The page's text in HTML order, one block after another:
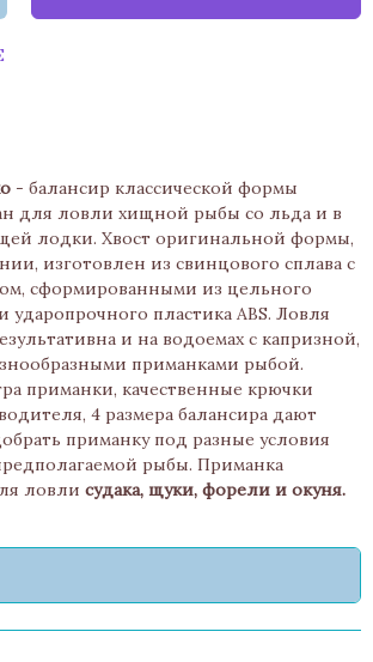
- балансир классической формы
для ловли хищной рыбы со льда и в
лодки. Хвост оригинальной формы,
изготовлен из свинцового сплава с
сформированными из цельного
ударопрочного пластика ABS. Ловля
и на водоемах с капризной,
приманками рыбой.
приманки, качественные крючки
4 размера балансира дают
приманку под разные условия
рыбы. Приманка
ловли судака, щуки, форели и окуня.